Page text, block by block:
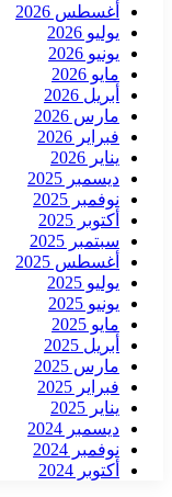
أغسطس 2026
يوليو 2026
يونيو 2026
مايو 2026
أبريل 2026
مارس 2026
فبراير 2026
يناير 2026
ديسمبر 2025
نوفمبر 2025
أكتوبر 2025
سبتمبر 2025
أغسطس 2025
يوليو 2025
يونيو 2025
مايو 2025
أبريل 2025
مارس 2025
فبراير 2025
يناير 2025
ديسمبر 2024
نوفمبر 2024
أكتوبر 2024